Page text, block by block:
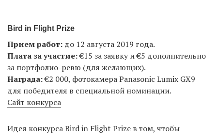
Bird in Flight Prize
Прием работ: до 12 августа 2019 года.
Плата за участие:€15 за заявку и €5 дополнительно
за портфолио-ревю (для желающих).
Награда:€2 000, фотокамера Panasonic Lumix GX9
для победителя в специальной номинации.
Сайт конкурса
Идея конкурса Bird in Flight Prize в том, чтобы